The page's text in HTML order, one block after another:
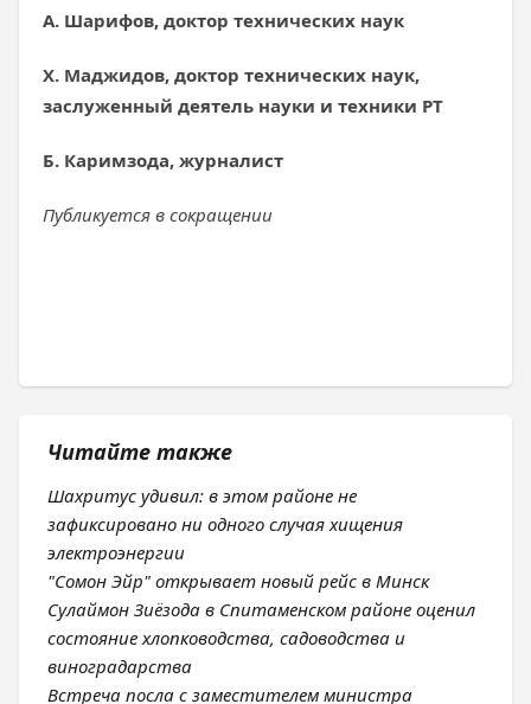
А. Шарифов, доктор технических наук
Х. Маджидов, доктор технических наук,
заслуженный деятель науки и техники РТ
Б. Каримзода, журналист
Публикуется в сокращении
Читайте также
Шахритус удивил: в этом районе не
зафиксировано ни одного случая хищения
электроэнергии
"Сомон Эйр" открывает новый рейс в Минск
Сулаймон Зиёзода в Спитаменском районе оценил
состояние хлопководства, садоводства и
виноградарства
Встреча посла с заместителем министра